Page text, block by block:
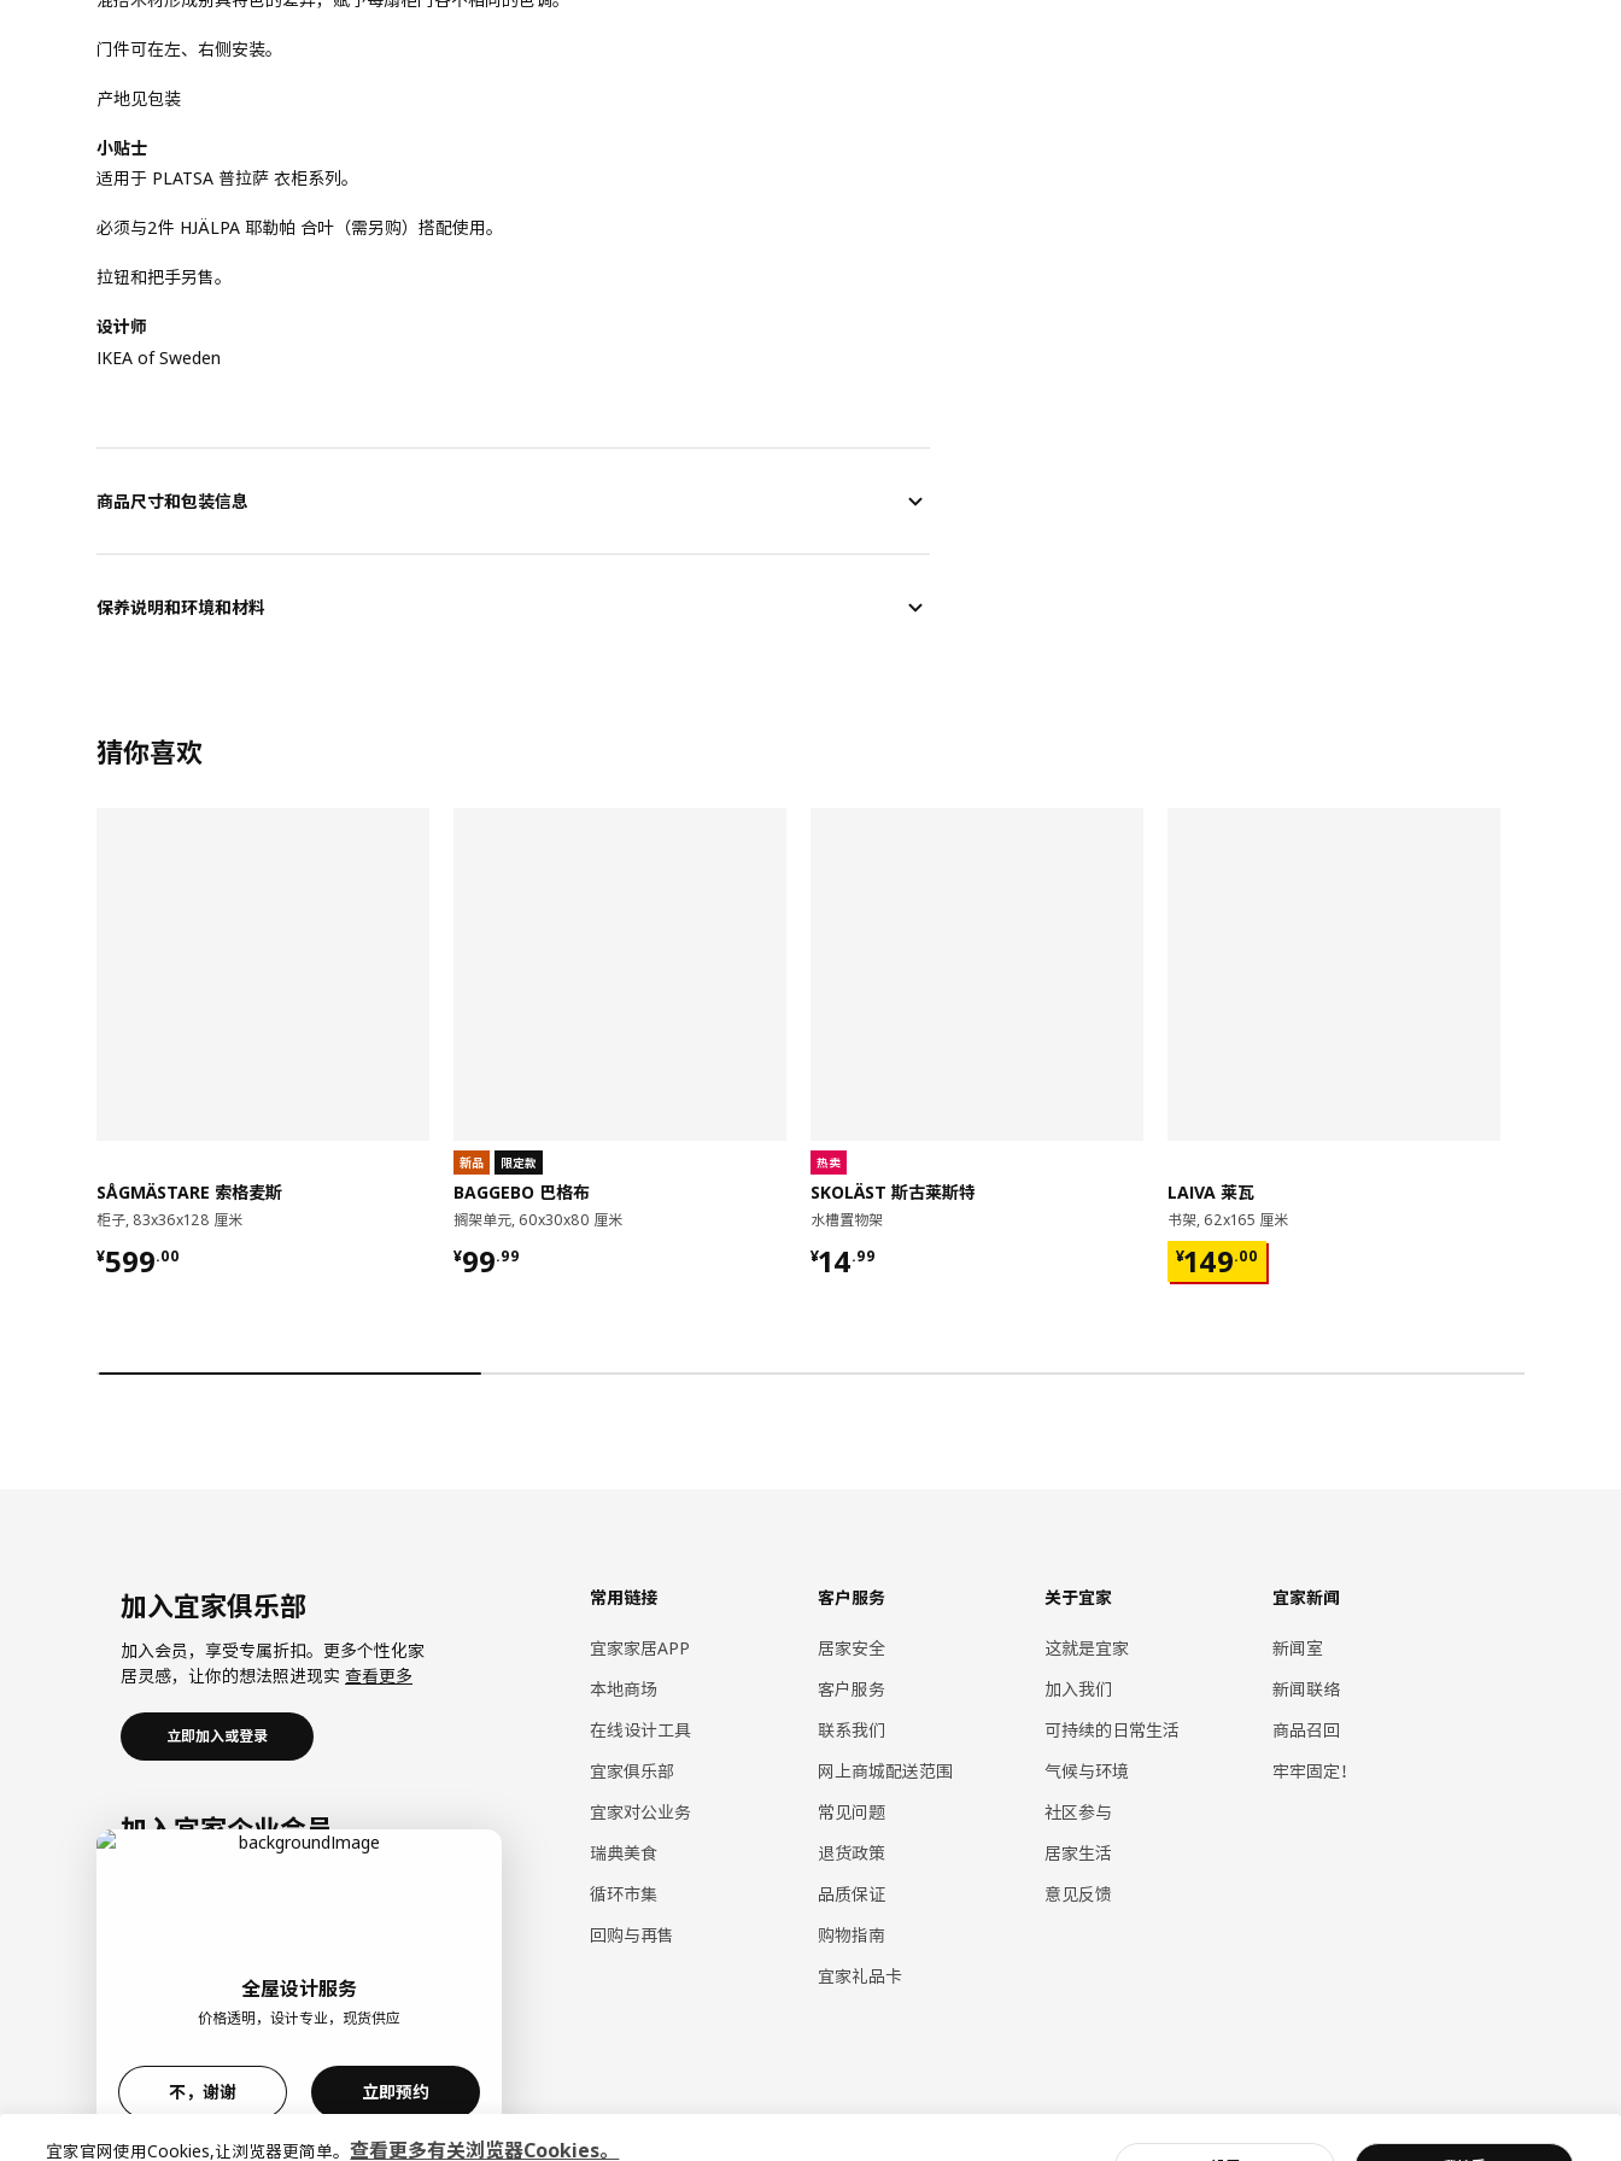
门件可在左、右侧安装。
产地见包装
小贴士
适用于 PLATSA 普拉萨 衣柜系列。
必须与2件 HJÄLPA 耶勒帕 合叶（需另购）搭配使用。
拉钮和把手另售。
设计师
IKEA of Sweden
商品尺寸和包装信息
保养说明和环境和材料
猜你喜欢
SÅGMÄSTARE 索格麦斯
柜子, 83x36x128 厘米
¥599.00
¥ 599.00
新品 限定款
BAGGEBO 巴格布
搁架单元, 60x30x80 厘米
¥99.99
¥ 99.99
热卖
SKOLÄST 斯古莱斯特
水槽置物架
¥14.99
¥ 14.99
LAIVA 莱瓦
书架, 62x165 厘米
¥149.00
¥ 149.00
加入宜家俱乐部
加入会员，享受专属折扣。更多个性化家
居灵感，让你的想法照进现实 查看更多
立即加入或登录
加入宜家企业会员
立即加入或登录
常用链接
宜家家居APP
本地商场
在线设计工具
宜家俱乐部
宜家对公业务
瑞典美食
循环市集
回购与再售
客户服务
居家安全
客户服务
联系我们
网上商城配送范围
常见问题
退货政策
品质保证
购物指南
宜家礼品卡
关于宜家
这就是宜家
加入我们
可持续的日常生活
气候与环境
社区参与
居家生活
意见反馈
宜家新闻
新闻室
新闻联络
商品召回
牢牢固定！
© Inter IKEA Systems B.V. 1999-2026 隐私政策| 缺陷披露政策|使用条款 沪ICP 备17055232 号|
全屋设计服务
价格透明，设计专业，现货供应
不，谢谢 立即预约
宜家官网使用Cookies,让浏览器更简单。查看更多有关浏览器Cookies。